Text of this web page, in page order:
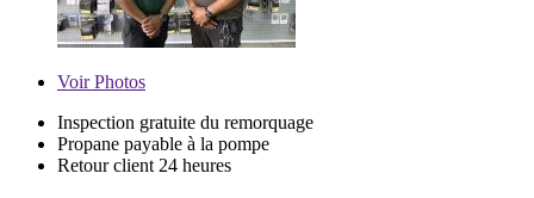
VoirPhotos
Inspection gratuite du remorquage
Propane payable à la pompe
Retour client 24 heures